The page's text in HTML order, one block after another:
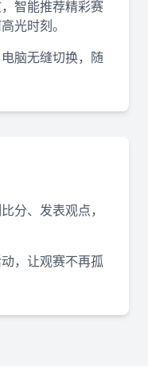
智能推荐精彩赛
光时刻。
脑无缝切换，随
分、发表观点，
，让观赛不再孤